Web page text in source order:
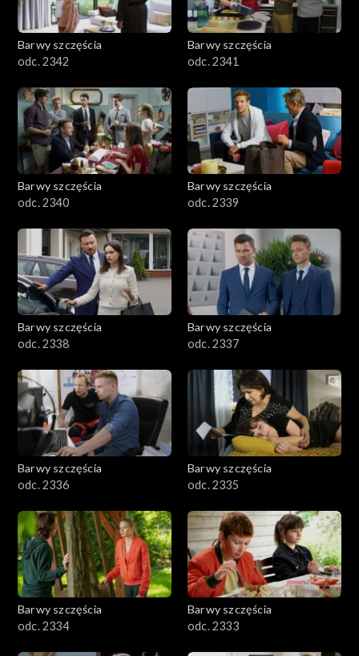
Barwy szczęścia
odc. 2342
Barwy szczęścia
odc. 2341
Barwy szczęścia
odc. 2340
Barwy szczęścia
odc. 2339
Barwy szczęścia
odc. 2338
Barwy szczęścia
odc. 2337
Barwy szczęścia
odc. 2336
Barwy szczęścia
odc. 2335
Barwy szczęścia
odc. 2334
Barwy szczęścia
odc. 2333